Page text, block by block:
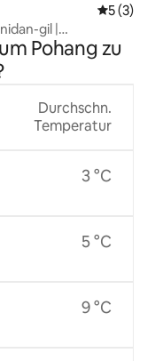
5 (3)
gil |
Gruppen.
· 5
Pohang zu
Durchschn.
Temperatur
3 °C
5 °C
9 °C